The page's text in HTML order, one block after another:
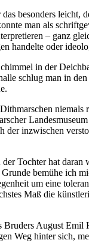
besonders leicht,
man als
– ganz
handelte oder
in der
schlug man in den
niemals
der inzwischen
Tochter hat daran
bemühe ich
um eine
Maß die
Bruders August Emil
Weg hinter sich,